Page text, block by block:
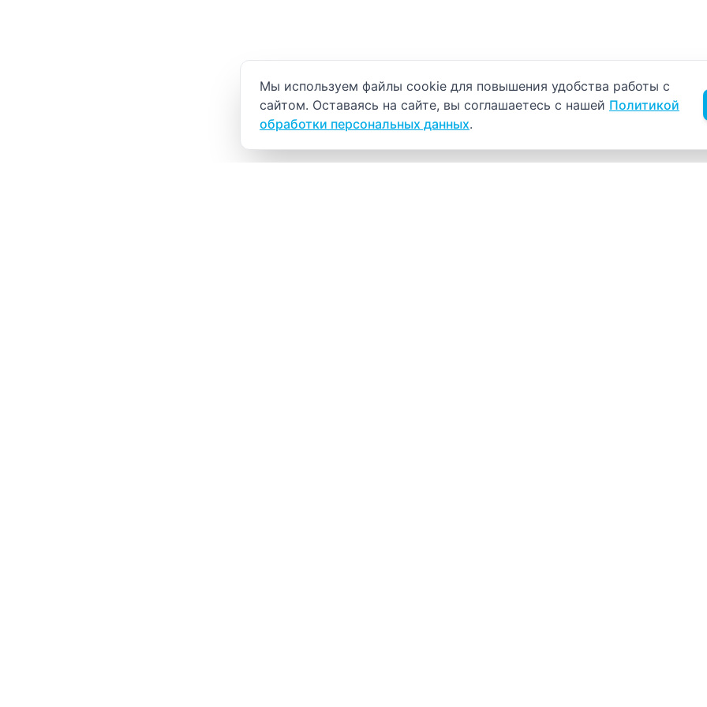
Уведомление об использовании cookie
Мы используем файлы cookie для повышения удобства работы с
сайтом. Оставаясь на сайте, вы соглашаетесь с нашей Политикой
обработки персональных данных.